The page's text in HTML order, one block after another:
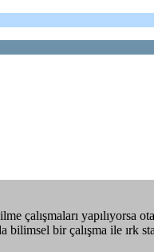
çalışmaları
bir çalışma ile ırk